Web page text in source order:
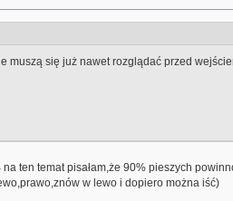
muszą się już nawet rozglądać przed
ten temat pisałam,że 90% pieszych
w lewo i dopiero można iść)